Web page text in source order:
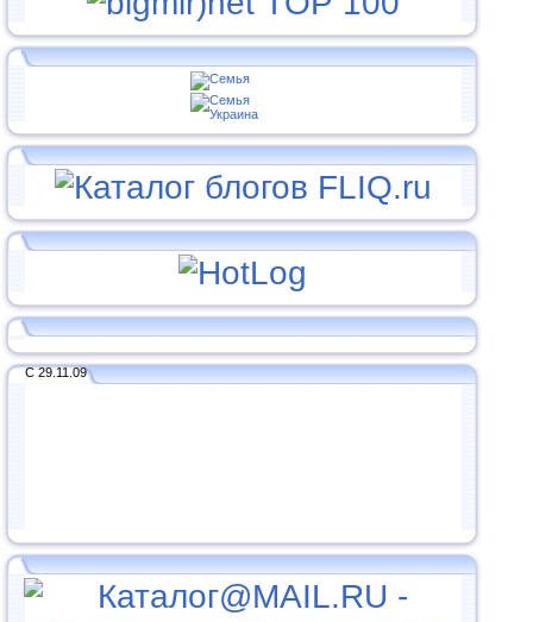
С 29.11.09